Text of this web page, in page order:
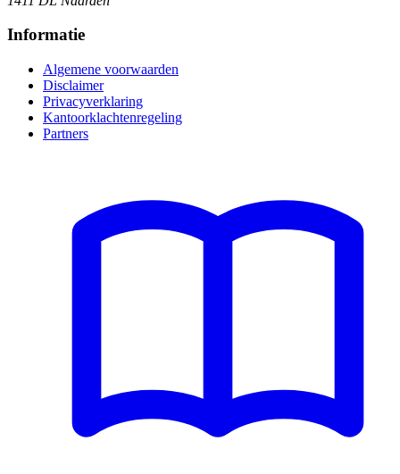
Informatie
Algemene voorwaarden
Disclaimer
Privacyverklaring
Kantoorklachtenregeling
Partners